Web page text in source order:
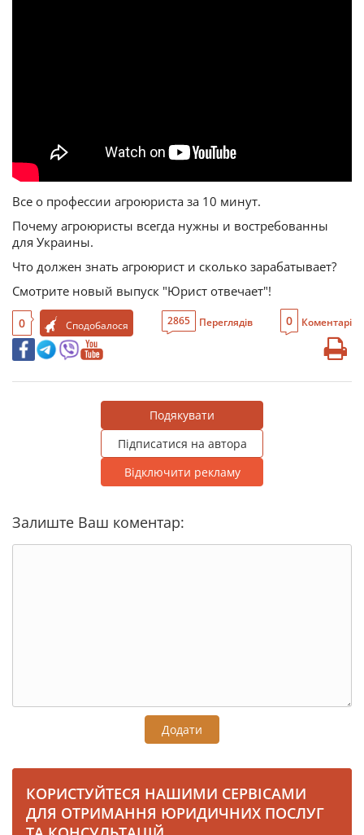
Все о профессии агроюриста за 10 минут.
Почему агроюристы всегда нужны и востребованны
для Украины.
Что должен знать агроюрист и сколько зарабатывает?
Смотрите новый выпуск "Юрист отвечает"!
0 Сподобалося 2865 Переглядів 0 Коментарі
Подякувати
Підписатися на автора
Відключити рекламу
Залиште Ваш коментар:
Додати
КОРИСТУЙТЕСЯ НАШИМИ СЕРВІСАМИ
ДЛЯ ОТРИМАННЯ ЮРИДИЧНИХ ПОСЛУГ